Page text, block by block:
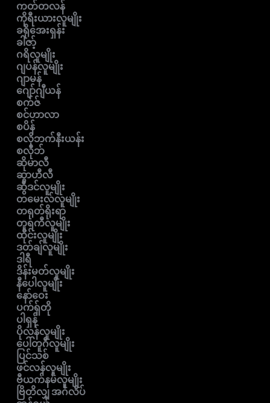
ကတ်တလန်
ကိုရီးယားလူမျိုး
ခရိုအေးရှန်း
ခါဇာ့်
ဂရိလူမျိုး
ဂျပန်လူမျိုး
ဂျာမန်
ဂျော်ဂျီယန်
စက်ဇ်
စင်ဟာလာ
စပိန်
စလိုဘက်နီးယန်း
စလိုဘ်
ဆိုမာလီ
ဆွာဟီလီ
ဆွီဒင်လူမျိုး
တမေးလ်လူမျိုး
တရုတ်ရိုးရာ
တူရကီလူမျိုး
ထိုင်းလူမျိုး
ဒတ်ချ်လူမျိုး
ဒါရီ
ဒိန်းမတ်လူမျိုး
နီပေါလူမျိုး
နော်ဝေး
ပက်ရှ်တို
ပါရှန်
ပိုလန်လူမျိုး
ပေါ်တူဂီလူမျိုး
ပြင်သစ်
ဖင်လန်လူမျိုး
ဗီယက်နမ်လူမျိုး
ဗြိတိလျှ အင်္ဂလိပ်